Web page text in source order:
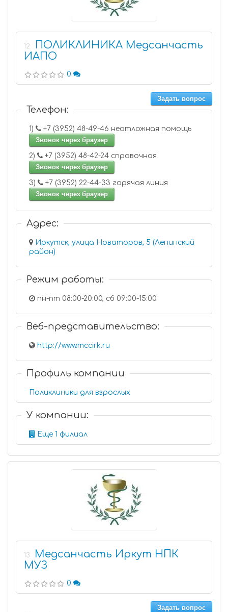
12
ПОЛИКЛИНИКА Медсанчасть
ИАПО
0
Задать вопрос
Телефон:
1)
+7 (3952) 48-49-46 неотложная помощь
Звонок через браузер
2)
+7 (3952) 48-42-24 справочная
Звонок через браузер
3)
+7 (3952) 22-44-33 горячая линия
Звонок через браузер
Адрес:
Иркутск, улица Новаторов, 5 (Ленинский
район)
Режим работы:
пн-пт 08:00-20:00, сб 09:00-15:00
Веб-представительство:
http://www.mccirk.ru
Профиль компании
Поликлиники для взрослых
У компании:
Еще 1 филиал
13
Медсанчасть Иркут НПК
МУЗ
0
Задать вопрос